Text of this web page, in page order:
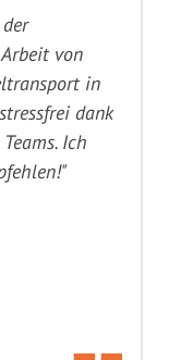
von
in
dank
Ich